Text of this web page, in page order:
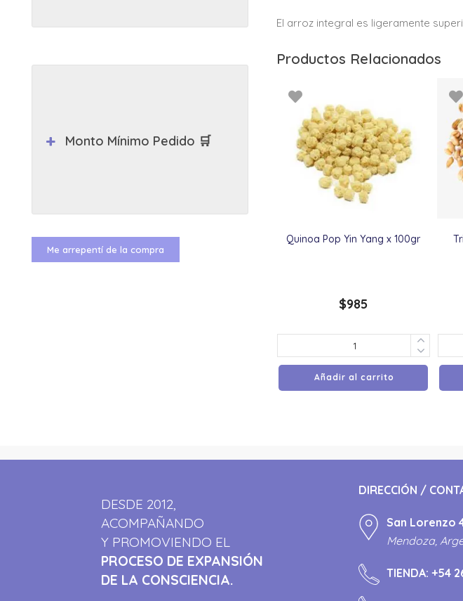
El arroz integral es ligeramente
Productos Relacionados
Quinoa Pop Yin Yang x 100gr
$985
Añadir al carrito
Monto Mínimo Pedido 🛒
Me arrepentí de la compra
DESDE 2012,
ACOMPAÑANDO
Y PROMOVIENDO EL
PROCESO DE EXPANSIÓN
DE LA CONSCIENCIA.
DIRECCIÓN /
San Lorenzo
Mendoza,
TIENDA: +54